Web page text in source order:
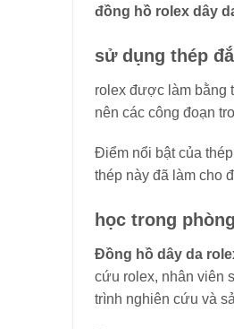
đồng hồ rolex dây
sử dụng thép
rolex được làm bằng
nên các công đoạn
Điểm nổi bật của
thép này đã làm cho
học trong
Đồng hồ dây da
cứu rolex, nhân viên
trình nghiên cứu và